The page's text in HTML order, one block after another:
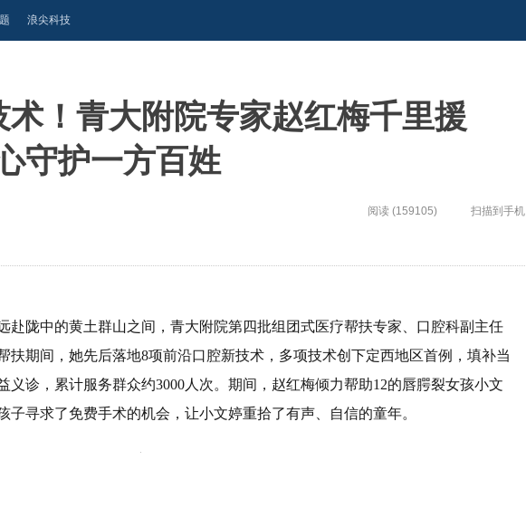
浪尖科技
！青大附院专家赵红梅千里援
守护一方百姓
阅读 (159105) 扫描到手机
赴陇中的黄土群山之间，青大附院第四批组团式医疗帮扶专家、口腔科副主任
扶期间，她先后落地8项前沿口腔新技术，多项技术创下定西地区首例，填补当
义诊，累计服务群众约3000人次。期间，赵红梅倾力帮助12的唇腭裂女孩小文
寻求了免费手术的机会，让小文婷重拾了有声、自信的童年。